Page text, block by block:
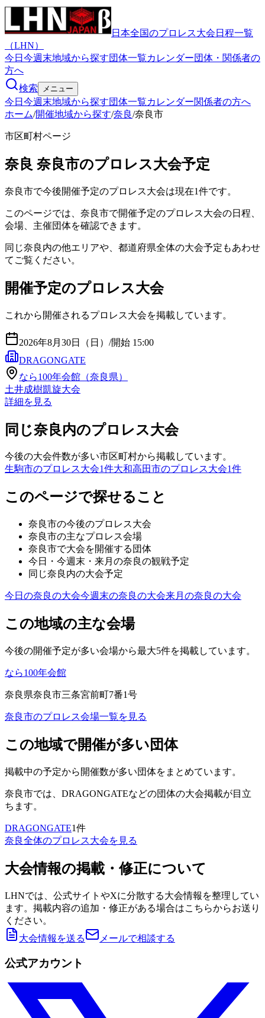
日本全国のプロレス大会日程一覧
（LHN）
今日 今週末地域から探す団体一覧カレンダー団体・関係者の
方へ
検索
メニュー
今日 今週末地域から探す団体一覧カレンダー関係者の方へ
ホーム/開催地域から探す/奈良/奈良市
市区町村ページ
奈良 奈良市のプロレス大会予定
奈良市で今後開催予定のプロレス大会は現在1件です。
このページでは、奈良市で開催予定のプロレス大会の日程、
会場、主催団体を確認できます。
同じ奈良内の他エリアや、都道府県全体の大会予定もあわせ
てご覧ください。
開催予定のプロレス大会
これから開催されるプロレス大会を掲載しています。
2026年8月30日（日） /開始 15:00
DRAGONGATE
なら100年会館（奈良県）
土井成樹凱旋大会
詳細を見る
同じ奈良内のプロレス大会
今後の大会件数が多い市区町村から掲載しています。
生駒市のプロレス大会1件大和高田市のプロレス大会1件
このページで探せること
奈良市の今後のプロレス大会
奈良市の主なプロレス会場
奈良市で大会を開催する団体
今日・今週末・来月の奈良の観戦予定
同じ奈良 内の大会予定
今日の奈良の大会今週末の奈良の大会来月の奈良の大会
この地域の主な会場
今後の開催予定が多い会場から最大5件を掲載しています。
なら100年会館
奈良県奈良市三条宮前町7番1号
奈良市のプロレス会場一覧を見る
この地域で開催が多い団体
掲載中の予定から開催数が多い団体をまとめています。
奈良市では、 DRAGONGATEなどの団体の大会掲載が目立
ちます。
DRAGONGATE1件
奈良全体のプロレス大会を見る
大会情報の掲載・修正について
LHNでは、公式サイトやXに分散する大会情報を整理してい
ます。掲載内容の追加・修正がある場合はこちらからお送り
ください。
大会情報を送る
メールで相談する
公式アカウント